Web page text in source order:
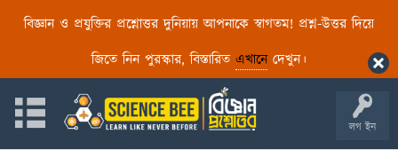
বিজ্ঞান ও প্রযুক্তির প্রশ্নোত্তর দুনিয়ায় আপনাকে স্বাগতম! প্রশ্ন-উত্তর দিয়ে
জিতে নিন পুরস্কার, বিস্তারিত এখানেদেখুন।
লগ ইন